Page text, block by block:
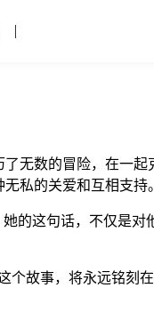
无数的冒险，在一
私的关爱和互相支持。
的这句话，不仅是
故事，将永远铭刻